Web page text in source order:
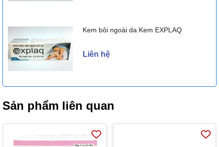
Kem bôi ngoài da Kem EXPLAQ
Liên hệ
Sản phẩm liên quan